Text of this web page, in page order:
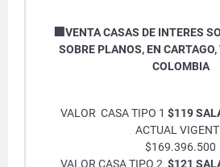
🏢VENTA CASAS DE INTERES
SOBRE PLANOS, EN
COLOMBIA
VALOR CASA TIPO 1 $119
ACTUAL
$169.396.500
VALOR CASA TIPO 2 $121